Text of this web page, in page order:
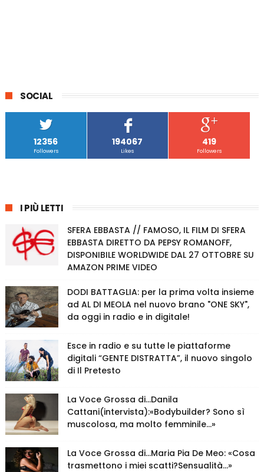
SOCIAL
12356
Followers
194067
Likes
419
Followers
I PIÙ LETTI
SFERA EBBASTA // FAMOSO, IL FILM DI SFERA
EBBASTA DIRETTO DA PEPSY ROMANOFF,
DISPONIBILE WORLDWIDE DAL 27 OTTOBRE SU
AMAZON PRIME VIDEO
DODI BATTAGLIA: per la prima volta insieme
ad AL DI MEOLA nel nuovo brano "ONE SKY",
da oggi in radio e in digitale!
Esce in radio e su tutte le piattaforme
digitali “GENTE DISTRATTA”, il nuovo singolo
di Il Pretesto
La Voce Grossa di…Danila
Cattani(intervista):«Bodybuilder? Sono sì
muscolosa, ma molto femminile…»
La Voce Grossa di…Maria Pia De Meo: «Cosa
trasmettono i miei scatti?Sensualità…»